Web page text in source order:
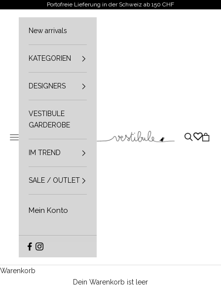
Zum Inhalt springenPortofreie Lieferung in der Schweiz ab 150 CHF
Vestibule
Navigationsmenü öffnen Suche
New arrivals
KATEGORIEN
DESIGNERS
VESTIBULE
GARDEROBE
IM TREND
SALE / OUTLET
Mein Konto
Warenkorb
Dein Warenkorb ist leer